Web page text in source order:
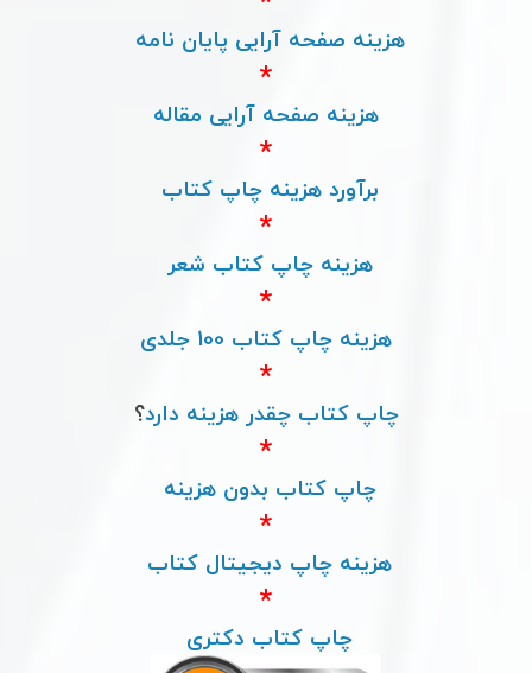
هزینه صفحه آرایی پایان نامه
*
هزینه صفحه آرایی مقاله
*
برآورد هزینه چاپ کتاب
*
هزینه چاپ کتاب شعر
*
هزینه چاپ کتاب 100 جلدی
*
چاپ کتاب چقدر هزینه دارد؟
*
چاپ کتاب بدون هزینه
*
هزینه چاپ دیجیتال کتاب
*
چاپ کتاب دکتری